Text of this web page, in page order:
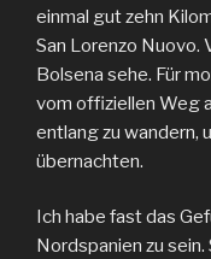
einmal gut zehn
San Lorenzo Nuovo.
Bolsena sehe. Für
vom offiziellen Weg
entlang zu wandern,
übernachten.
Ich habe fast das
Nordspanien zu